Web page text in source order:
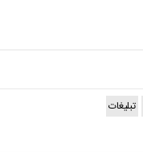
تبلیغات